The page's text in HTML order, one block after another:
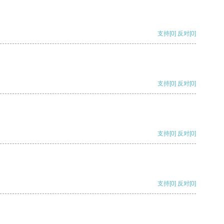
支持[0] 反对[0]
支持[0] 反对[0]
支持[0] 反对[0]
支持[0] 反对[0]